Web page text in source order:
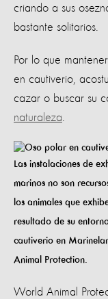
criando a sus
bastante solitarios.
Por lo que
en cautiverio,
cazar o buscar su
naturaleza
Las instalaciones de
marinos no son
los animales que
resultado de su
cautiverio en
Animal Protection.
World Animal